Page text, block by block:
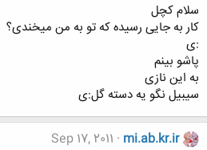
سلام کچل
کار به جایی رسیده که تو به من میخندی؟
:ی
پاشو بینم
به این نازی
سیبیل نگو یه دسته گل:ی
mi.ab.kr.ir
Sep 17, 2011